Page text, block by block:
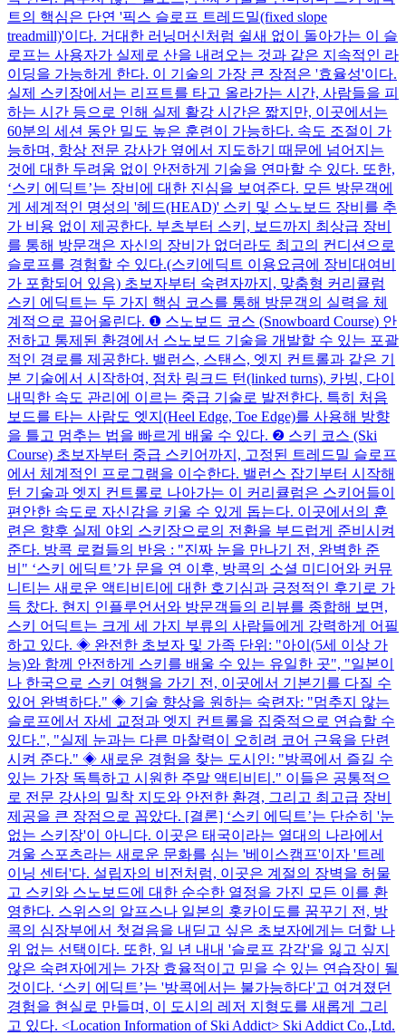
트의 핵심은 단연 '픽스 슬로프 트레드밀(fixed slope
treadmill)'이다. 거대한 러닝머신처럼 쉴새 없이 돌아가는 이 슬
로프는 사용자가 실제로 산을 내려오는 것과 같은 지속적인 라
이딩을 가능하게 한다. 이 기술의 가장 큰 장점은 '효율성'이다.
실제 스키장에서는 리프트를 타고 올라가는 시간, 사람들을 피
하는 시간 등으로 인해 실제 활강 시간은 짧지만, 이곳에서는
60분의 세션 동안 밀도 높은 훈련이 가능하다. 속도 조절이 가
능하며, 항상 전문 강사가 옆에서 지도하기 때문에 넘어지는
것에 대한 두려움 없이 안전하게 기술을 연마할 수 있다. 또한,
‘스키 에딕트’는 장비에 대한 진심을 보여준다. 모든 방문객에
게 세계적인 명성의 '헤드(HEAD)' 스키 및 스노보드 장비를 추
가 비용 없이 제공한다. 부츠부터 스키, 보드까지 최상급 장비
를 통해 방문객은 자신의 장비가 없더라도 최고의 컨디션으로
슬로프를 경험할 수 있다.(스키에딕트 이용요금에 장비대여비
가 포함되어 있음) 초보자부터 숙련자까지, 맞춤형 커리큘럼
스키 에딕트는 두 가지 핵심 코스를 통해 방문객의 실력을 체
계적으로 끌어올린다. ❶ 스노보드 코스 (Snowboard Course) 안
전하고 통제된 환경에서 스노보드 기술을 개발할 수 있는 포괄
적인 경로를 제공한다. 밸런스, 스탠스, 엣지 컨트롤과 같은 기
본 기술에서 시작하여, 점차 링크드 턴(linked turns), 카빙, 다이
내믹한 속도 관리에 이르는 중급 기술로 발전한다. 특히 처음
보드를 타는 사람도 엣지(Heel Edge, Toe Edge)를 사용해 방향
을 틀고 멈추는 법을 빠르게 배울 수 있다. ❷ 스키 코스 (Ski
Course) 초보자부터 중급 스키어까지, 고정된 트레드밀 슬로프
에서 체계적인 프로그램을 이수한다. 밸런스 잡기부터 시작해
턴 기술과 엣지 컨트롤로 나아가는 이 커리큘럼은 스키어들이
편안한 속도로 자신감을 키울 수 있게 돕는다. 이곳에서의 훈
련은 향후 실제 야외 스키장으로의 전환을 부드럽게 준비시켜
준다. 방콕 로컬들의 반응 : "진짜 눈을 만나기 전, 완벽한 준
비" ‘스키 에딕트’가 문을 연 이후, 방콕의 소셜 미디어와 커뮤
니티는 새로운 액티비티에 대한 호기심과 긍정적인 후기로 가
득 찼다. 현지 인플루언서와 방문객들의 리뷰를 종합해 보면,
스키 어딕트는 크게 세 가지 부류의 사람들에게 강력하게 어필
하고 있다. ◈ 완전한 초보자 및 가족 단위: "아이(5세 이상 가
능)와 함께 안전하게 스키를 배울 수 있는 유일한 곳", "일본이
나 한국으로 스키 여행을 가기 전, 이곳에서 기본기를 다질 수
있어 완벽하다." ◈ 기술 향상을 원하는 숙련자: "멈추지 않는
슬로프에서 자세 교정과 엣지 컨트롤을 집중적으로 연습할 수
있다.", "실제 눈과는 다른 마찰력이 오히려 코어 근육을 단련
시켜 준다." ◈ 새로운 경험을 찾는 도시인: "방콕에서 즐길 수
있는 가장 독특하고 시원한 주말 액티비티." 이들은 공통적으
로 전문 강사의 밀착 지도와 안전한 환경, 그리고 최고급 장비
제공을 큰 장점으로 꼽았다. [결론] ‘스키 에딕트’는 단순히 '눈
없는 스키장'이 아니다. 이곳은 태국이라는 열대의 나라에서
겨울 스포츠라는 새로운 문화를 심는 '베이스캠프'이자 '트레
이닝 센터'다. 설립자의 비전처럼, 이곳은 계절의 장벽을 허물
고 스키와 스노보드에 대한 순수한 열정을 가진 모든 이를 환
영한다. 스위스의 알프스나 일본의 홋카이도를 꿈꾸기 전, 방
콕의 심장부에서 첫걸음을 내딛고 싶은 초보자에게는 더할 나
위 없는 선택이다. 또한, 일 년 내내 '슬로프 감각'을 잃고 싶지
않은 숙련자에게는 가장 효율적이고 믿을 수 있는 연습장이 될
것이다. ‘스키 에딕트’는 '방콕에서는 불가능하다'고 여겨졌던
경험을 현실로 만들며, 이 도시의 레저 지형도를 새롭게 그리
고 있다. <Location Information of Ski Addict> Ski Addict Co.,Ltd.